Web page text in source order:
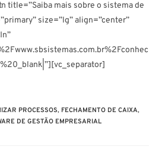
title=”Saiba mais sobre o sistema de
size=”lg” align=”center”
PROCESSOS, FECHAMENTO DE CAIXA,
DE GESTÃO EMPRESARIAL